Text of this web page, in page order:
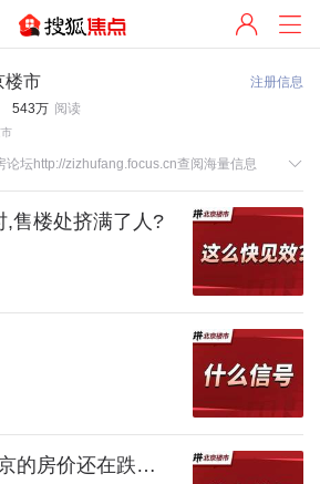
楼市
543万 阅读
注册信息
论坛http://zizhufang.focus.cn查阅海量信息 
,售楼处挤满了人?
的房价还在跌…